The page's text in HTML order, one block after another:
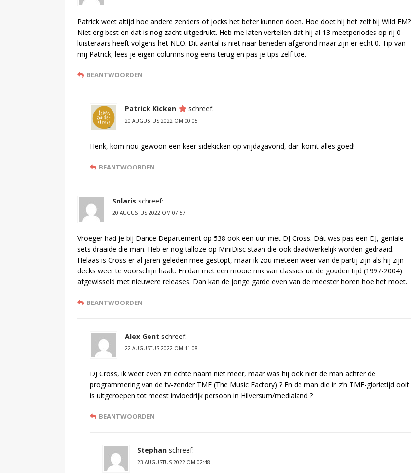
Patrick weet altijd hoe andere zenders of jocks het beter kunnen doen. Hoe doet hij het zelf bij Wild FM?
Niet erg best en dat is nog zacht uitgedrukt. Heb me laten vertellen dat hij al 13 meetperiodes op rij 0
luisteraars heeft volgens het NLO. Dit aantal is niet naar beneden afgerond maar zijn er echt 0. Tip van
mij Patrick, lees je eigen columns nog eens terug en pas je tips zelf toe.
BEANTWOORDEN
Patrick Kicken schreef:
20 AUGUSTUS 2022 OM 00:05
Henk, kom nou gewoon een keer sidekicken op vrijdagavond, dan komt alles goed!
BEANTWOORDEN
Solaris schreef:
20 AUGUSTUS 2022 OM 07:57
Vroeger had je bij Dance Departement op 538 ook een uur met DJ Cross. Dát was pas een DJ, geniale
sets draaide die man. Heb er nog talloze op MiniDisc staan die ook daadwerkelijk worden gedraaid.
Helaas is Cross er al jaren geleden mee gestopt, maar ik zou meteen weer van de partij zijn als hij zijn
decks weer te voorschijn haalt. En dan met een mooie mix van classics uit de gouden tijd (1997-2004)
afgewisseld met nieuwere releases. Dan kan de jonge garde even van de meester horen hoe het moet.
BEANTWOORDEN
Alex Gent schreef:
22 AUGUSTUS 2022 OM 11:08
DJ Cross, ik weet even z’n echte naam niet meer, maar was hij ook niet de man achter de
programmering van de tv-zender TMF (The Music Factory) ? En de man die in z’n TMF-glorietijd ooit
is uitgeroepen tot meest invloedrijk persoon in Hilversum/medialand ?
BEANTWOORDEN
Stephan schreef:
23 AUGUSTUS 2022 OM 02:48